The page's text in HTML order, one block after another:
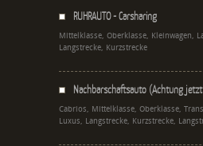
RUHRAUTO - Carsharing
Mittelklasse, Oberklasse, Kleinwagen,
Langstrecke, Kurzstrecke
Nachbarschaftsauto (Achtung jetzt
Cabrios, Mittelklasse, Oberklasse,
Luxus, Langstrecke, Kurzstrecke,